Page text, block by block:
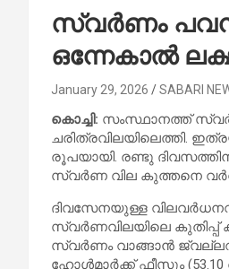
സ്വർണം പവന്
ഒന്നേകാൽ
January 29, 2026 SABARI
കൊച്ചി: സംസ്ഥാനത്ത്
ചരിത്രവിലയിലെത്തി.
രൂപയായി. രണ്ടു
സ്വര്‍ണ വില കുത്തനെ
ദിവസേനയുള്ള
സ്വര്‍ണവിലയിലെ കുതിപ്പ്
സ്വര്‍ണം വാങ്ങാന്‍
ഹോൾമാർക്ക് ഫീസും